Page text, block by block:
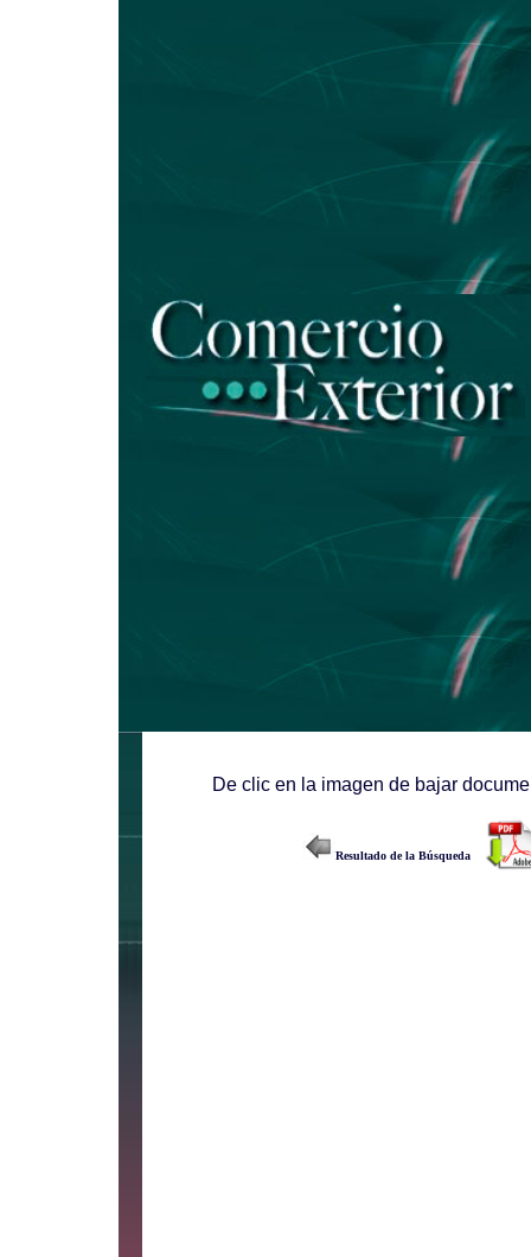
De clic en la imagen de bajar
Resultado de la Búsqueda